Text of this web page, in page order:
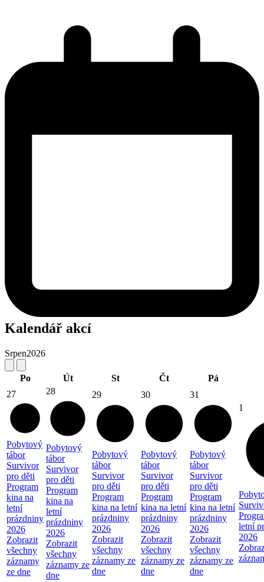
Kalendář akcí
Srpen2026
Po Út St Čt
Pá
27
Pobytový
tábor
Survivor
pro děti
Program
kina na
letní
prázdniny
2026
Zobrazit
všechny
záznamy
ze dne
28
Pobytový
tábor
Survivor
pro děti
Program
kina na
letní
prázdniny
2026
Zobrazit
všechny
záznamy ze
dne
29
Pobytový
tábor
Survivor
pro děti
Program
kina na letní
prázdniny
2026
Zobrazit
všechny
záznamy ze
dne
30
Pobytový
tábor
Survivor
pro děti
Program
kina na letní
prázdniny
2026
Zobrazit
všechny
záznamy ze
dne
31
Pobytový
tábor
Survivor
pro děti
Program
kina na letní
prázdniny
2026
Zobrazit
všechny
záznamy ze
dne
1
letní
2026